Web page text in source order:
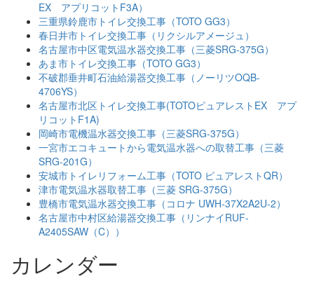
EX アプリコットF3A）
三重県鈴鹿市トイレ交換工事（TOTO GG3）
春日井市トイレ交換工事（リクシルアメージュ）
名古屋市中区電気温水器交換工事（三菱SRG-375G）
あま市トイレ交換工事（TOTO GG3）
不破郡垂井町石油給湯器交換工事（ノーリツOQB-
4706YS）
名古屋市北区トイレ交換工事(TOTOピュアレストEX アプ
リコットF1A)
岡崎市電機温水器交換工事（三菱SRG-375G）
一宮市エコキュートから電気温水器への取替工事（三菱
SRG-201G）
安城市トイレリフォーム工事（TOTO ピュアレストQR）
津市電気温水器取替工事（三菱 SRG-375G）
豊橋市電気温水器交換工事（コロナ UWH-37X2A2U-2）
名古屋市中村区給湯器交換工事（リンナイRUF-
A2405SAW（C））
カレンダー